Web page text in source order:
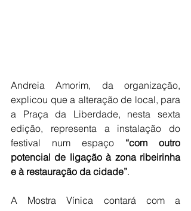
Andreia Amorim, da organização,
explicou que a alteração de local, para
a Praça da Liberdade, nesta sexta
edição, representa a instalação do
festival num espaço “com outro
potencial de ligação à zona ribeirinha
e à restauração da cidade”.
A Mostra Vínica contará com a